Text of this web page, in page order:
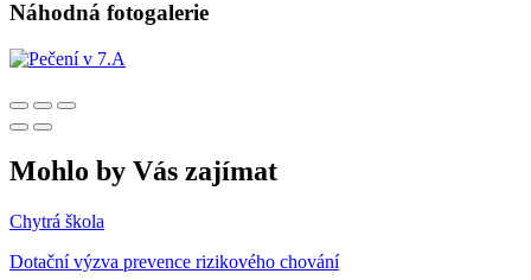
Náhodná fotogalerie
Mohlo by Vás zajímat
Chytrá škola
Dotační výzva prevence rizikového chování